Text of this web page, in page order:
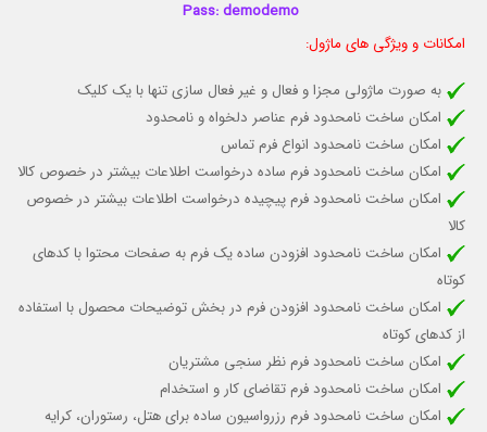
Pass: demodemo
امکانات و ویژگی های ماژول:
به صورت ماژولی مجزا و فعال و غیر فعال سازی تنها با یک کلیک
امکان ساخت نامحدود فرم عناصر دلخواه و نامحدود
امکان ساخت نامحدود انواع فرم تماس
امکان ساخت نامحدود فرم ساده درخواست اطلاعات بیشتر در خصوص کالا
امکان ساخت نامحدود فرم پیچیده درخواست اطلاعات بیشتر در خصوص
کالا
امکان ساخت نامحدود افزودن ساده یک فرم به صفحات محتوا با کدهای
کوتاه
امکان ساخت نامحدود افزودن فرم در بخش توضیحات محصول با استفاده
از کدهای کوتاه
امکان ساخت نامحدود فرم نظر سنجی مشتریان
امکان ساخت نامحدود فرم تقاضای کار و استخدام
امکان ساخت نامحدود فرم رزرواسیون ساده برای هتل، رستوران، کرایه